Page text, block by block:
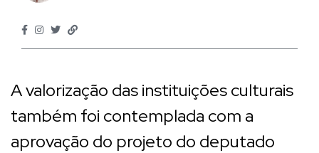
A valorização das instituições culturais
também foi contemplada com a
aprovação do projeto do deputado